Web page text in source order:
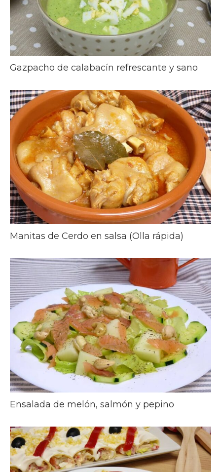
Gazpacho de calabacín refrescante y sano
Manitas de Cerdo en salsa (Olla rápida)
Ensalada de melón, salmón y pepino